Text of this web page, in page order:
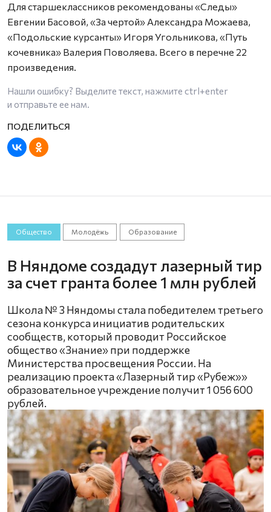
Для старшеклассников рекомендованы «Следы»
Евгении Басовой, «За чертой» Александра Можаева,
«Подольские курсанты» Игоря Угольникова, «Путь
кочевника» Валерия Поволяева. Всего в перечне 22
произведения.
Нашли ошибку? Выделите текст, нажмите ctrl+enter
и отправьте ее нам.
Общество Молодёжь Образование
В Няндоме создадут лазерный тир
за счет гранта более 1 млн рублей
Школа № 3 Няндомы стала победителем третьего
сезона конкурса инициатив родительских
сообществ, который проводит Российское
общество «Знание» при поддержке
Министерства просвещения России. На
реализацию проекта «Лазерный тир «Рубеж»»
образовательное учреждение получит 1 056 600
рублей.